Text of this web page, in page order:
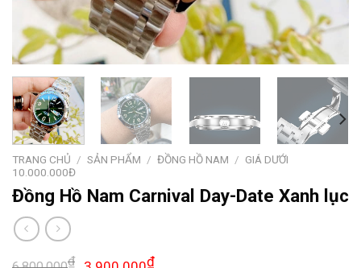
TRANG CHỦ / SẢN PHẨM / ĐỒNG HỒ NAM / GIÁ DƯỚI
10.000.000Đ
Đồng Hồ Nam Carnival Day-Date Xanh lục
₫ ₫